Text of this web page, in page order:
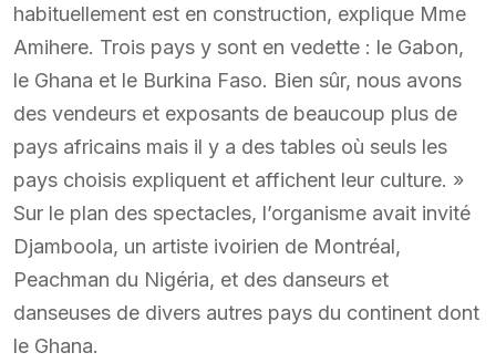
habituellement est en construction, explique Mme
Amihere. Trois pays y sont en vedette : le Gabon,
le Ghana et le Burkina Faso. Bien sûr, nous avons
des vendeurs et exposants de beaucoup plus de
pays africains mais il y a des tables où seuls les
pays choisis expliquent et affichent leur culture. »
Sur le plan des spectacles, l’organisme avait invité
Djamboola, un artiste ivoirien de Montréal,
Peachman du Nigéria, et des danseurs et
danseuses de divers autres pays du continent dont
le Ghana.